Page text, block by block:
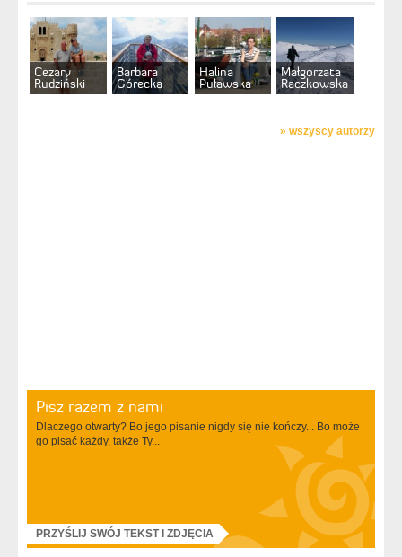
Cezary
Rudziński
Barbara
Górecka
Halina
Puławska
Małgorzata
Raczkowska
» wszyscy autorzy
Pisz razem z nami
Dlaczego otwarty? Bo jego pisanie nigdy się nie kończy... Bo może
go pisać każdy, także Ty...
PRZYŚLIJ SWÓJ TEKST I ZDJĘCIA